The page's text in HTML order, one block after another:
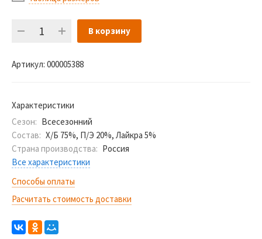
В корзину
Артикул: 000005388
Характеристики
Сезон: Всесезонний
Состав: Х/Б 75%, П/Э 20%, Лайкра 5%
Страна производства: Россия
Все характеристики
Способы оплаты
Расчитать стоимость доставки